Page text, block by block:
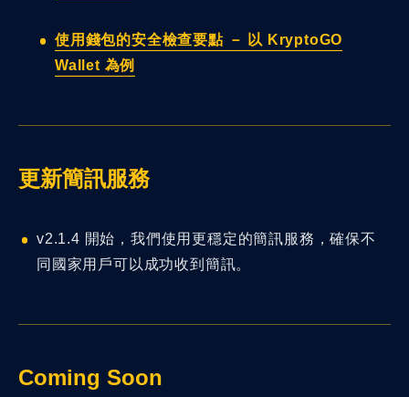
使用錢包的安全檢查要點 － 以 KryptoGO
Wallet 為例
更新簡訊服務
v2.1.4 開始，我們使用更穩定的簡訊服務，確保不
同國家用戶可以成功收到簡訊。
Coming Soon